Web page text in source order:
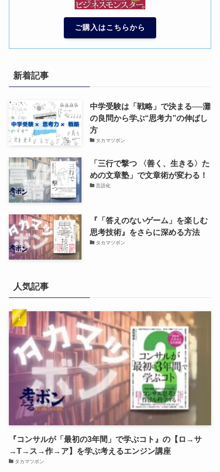
ご購入はこちらから
新着記事
中学受験は「戦略」で決まる──灘
の良問から学ぶ“思考力”の伸ばし
方
タカマツボン
「三行で撃つ 〈善く、生きる〉た
めの文章塾」で文章術が変わる！
言語化
『「答えのないゲーム」を楽しむ
思考技術』をさらに深める方法
タカマツボン
人気記事
『コンサルが「最初の3年間」で学ぶコト』の【ロ→サ
→T→ス→作→ア】を学ぶ考えるエンジン講座
タカマツボン